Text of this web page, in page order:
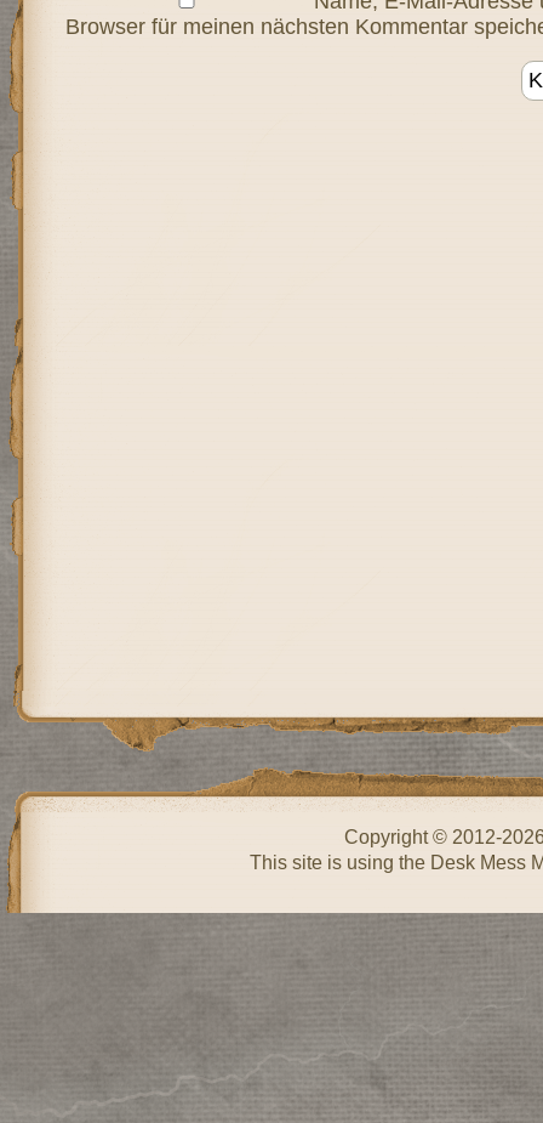
Browser für meinen nächsten Kommentar
Copyright © 2012-
This site is using the Desk Mess